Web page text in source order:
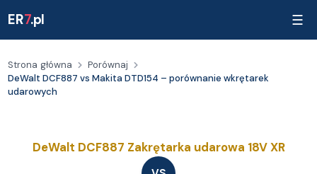
ER7.pl ☰
Strona główna
Porównaj
DeWalt DCF887 vs Makita DTD154 – porównanie wkrętarek
udarowych
DeWalt DCF887 Zakrętarka udarowa 18V XR